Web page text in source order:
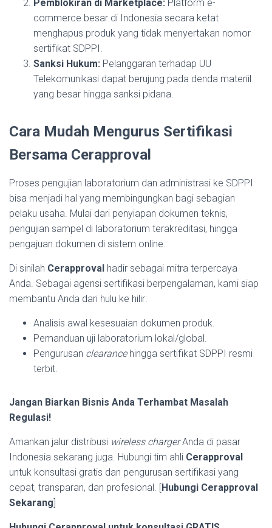
Pemblokiran di Marketplace: Platform e-
commerce besar di Indonesia secara ketat
menghapus produk yang tidak menyertakan nomor
sertifikat SDPPI.
Sanksi Hukum: Pelanggaran terhadap UU
Telekomunikasi dapat berujung pada denda materiil
yang besar hingga sanksi pidana.
Cara Mudah Mengurus Sertifikasi
Bersama Cerapproval
Proses pengujian laboratorium dan administrasi ke SDPPI
bisa menjadi hal yang membingungkan bagi sebagian
pelaku usaha. Mulai dari penyiapan dokumen teknis,
pengujian sampel di laboratorium terakreditasi, hingga
pengajuan dokumen di sistem online.
Di sinilah Cerapproval hadir sebagai mitra terpercaya
Anda. Sebagai agensi sertifikasi berpengalaman, kami siap
membantu Anda dari hulu ke hilir:
Analisis awal kesesuaian dokumen produk.
Pemanduan uji laboratorium lokal/global.
Pengurusan clearancehingga sertifikat SDPPI resmi
terbit.
Jangan Biarkan Bisnis Anda Terhambat Masalah
Regulasi!
Amankan jalur distribusi wireless chargerAnda di pasar
Indonesia sekarang juga. Hubungi tim ahli Cerapproval
untuk konsultasi gratis dan pengurusan sertifikasi yang
cepat, transparan, dan profesional. [Hubungi Cerapproval
Sekarang]